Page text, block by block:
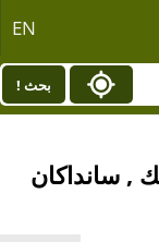
EN
بحث !
, سانداكان